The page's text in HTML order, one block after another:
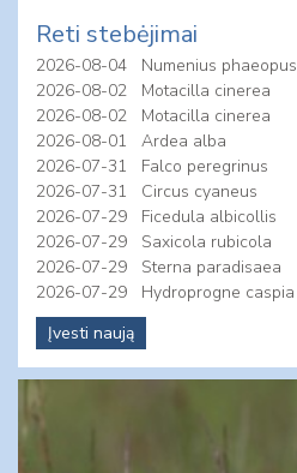
Reti stebėjimai
2026-08-04
Numenius phaeopus
2026-08-02
Motacilla cinerea
2026-08-02
Motacilla cinerea
2026-08-01
Ardea alba
2026-07-31
Falco peregrinus
2026-07-31
Circus cyaneus
2026-07-29
Ficedula albicollis
2026-07-29
Saxicola rubicola
2026-07-29
Sterna paradisaea
2026-07-29
Hydroprogne caspia
Įvesti naują